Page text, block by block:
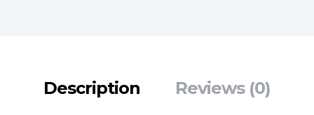
Description Reviews (0)